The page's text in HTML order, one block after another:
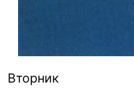
Вторник